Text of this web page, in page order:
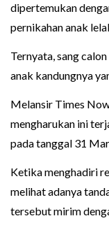
dipertemukan
pernikahan anak
Ternyata, sang
anak kandungnya
Melansir Times
mengharukan ini
pada tanggal 31
Ketika menghadiri
melihat adanya
tersebut mirim